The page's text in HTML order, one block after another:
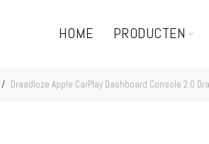
HOME PRODUCTEN
Draadloze Apple CarPlay Dashboard Console 2.0